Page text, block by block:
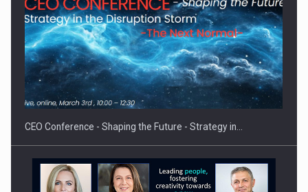
Hard Enduro Piatra Craiului 2026, fueled by benzinariile RO…
CEO Conference - Shaping the Future - Strategy in…